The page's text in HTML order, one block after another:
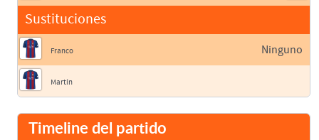
Sustituciones
Franco
Martín
Ninguno
Timeline del partido